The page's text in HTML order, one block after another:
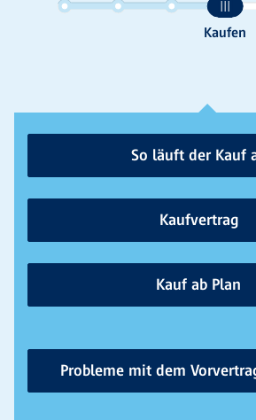
So läuft der Kauf
Kaufvertrag
Kauf ab Plan
Probleme mit dem